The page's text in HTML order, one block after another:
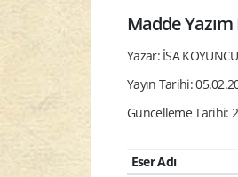
Madde
Yazar: İSA KOYUNCU
Yayın Tarihi:
Güncelleme Tarihi:
Eser Adı